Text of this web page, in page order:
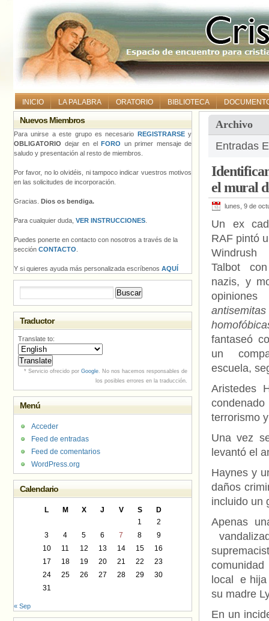
INICIO LA PALABRA ORATORIO BIBLIOTECA
Archivo
Entradas
el mural
lunes, 9 de
Un ex
RAF pintó
Talbot
nazis, y
fantaseó
un
escuela,
Aristedes
terrorismo
Una vez
levantó el
Haynes y
daños
incluido un
Apenas
local e hija
su madre
En un
Nuevos Miembros
Para unirse a este grupo es necesario REGISTRARSEy
OBLIGATORIO dejar en el FORO un primer mensaje de
saludo y presentación al resto de miembros.
Por favor, no lo olvidéis, ni tampoco indicar vuestros motivos
en las solicitudes de incorporación.
Gracias. Dios os bendiga.
Para cualquier duda, VER INSTRUCCIONES
Puedes ponerte en contacto con nosotros a través de la
sección CONTACTO
Y si quieres ayuda más personalizada escríbenos AQUÍ
Traductor
Translate to:
* Servicio ofrecido por Google. No nos hacemos responsables de
los posibles errores en la traducción.
Menú
Acceder
Feed de entradas
Feed de comentarios
WordPress.org
Calendario
L M X J V S
D
1
2
3
4 5 6 7 8
9
10
11 12 13 14 15
16
17
18 19 20 21 22
23
24
25 26 27 28 29
30
31
« Sep